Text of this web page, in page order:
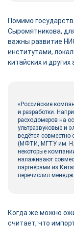
Помимо
Сыромятникова,
важны развитие
институтами,
китайских и других
«Российские
и разработки.
расходомеров на
ультразвуковые и
ведётся совместно
(МФТИ, МГТУ им. Н.
некоторые
налаживают
партнёрами из
перечислил
Когда же можно
считает, что